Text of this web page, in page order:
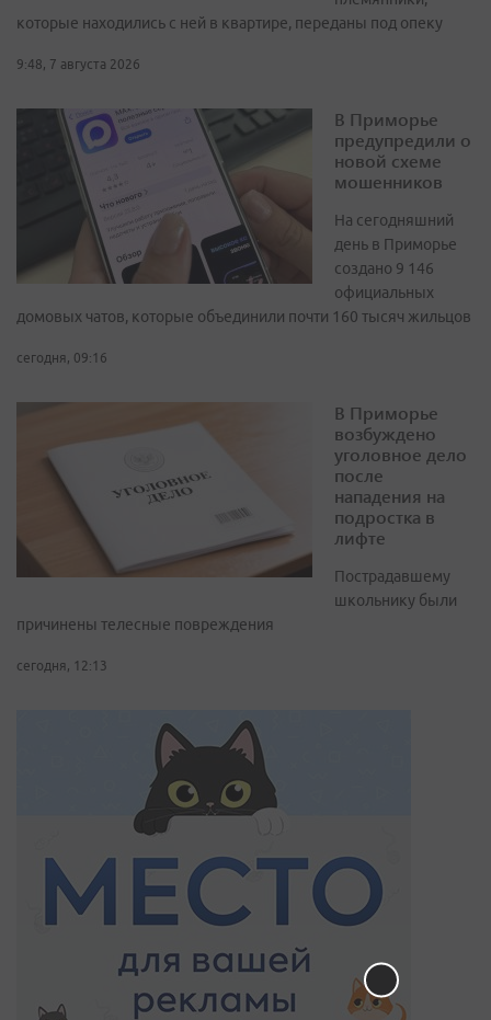
которые находились с ней в квартире, переданы под опеку
9:48, 7 августа 2026
В Приморье
предупредили о
новой схеме
мошенников
На сегодняшний
день в Приморье
создано 9 146
официальных
домовых чатов, которые объединили почти 160 тысяч жильцов
сегодня, 09:16
В Приморье
возбуждено
уголовное дело
после
нападения на
подростка в
лифте
Пострадавшему
школьнику были
причинены телесные повреждения
сегодня, 12:13